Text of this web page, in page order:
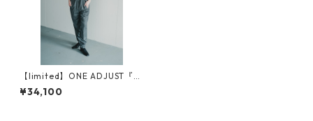
【limited】ONE ADJUST『T
APERED PANTS』
¥34,100